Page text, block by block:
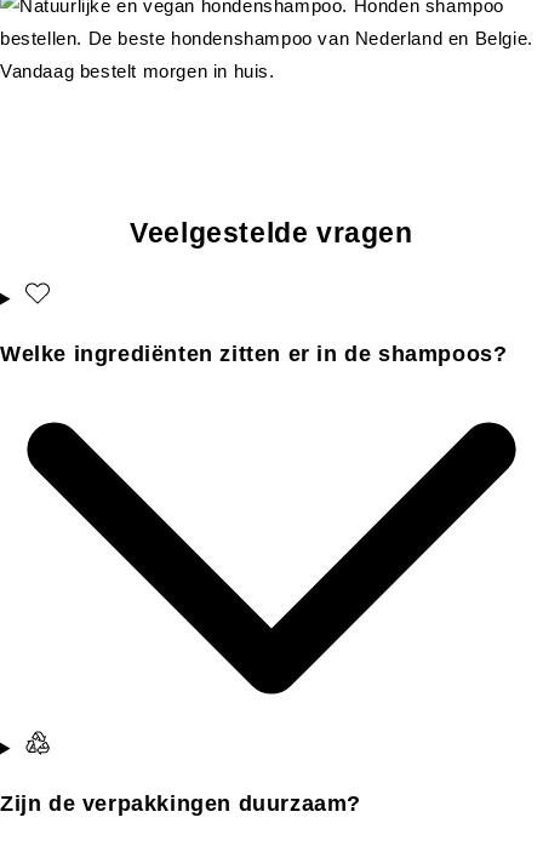
Veelgestelde vragen
Welke ingrediënten zitten er in de shampoos?
Zijn de verpakkingen duurzaam?